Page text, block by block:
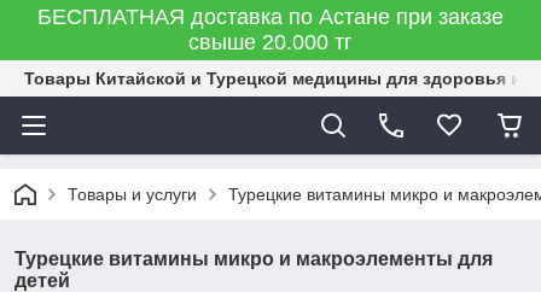
БЕСПЛАТНАЯ доставка по Астане при заказе
свыше 20.000 тг
Товары Китайской и Турецкой медицины для здоровья и
Товары и услуги Турецкие витамины микро и
Турецкие витамины микро и макроэлементы для
детей